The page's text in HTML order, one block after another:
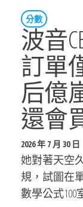
分數
波音
訂單
后億
還會
2026 年 7 月 30 日
她對著天空
規，試圖在
數學公式